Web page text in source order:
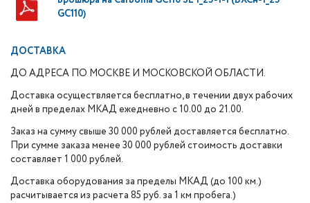
GC110)
ДОСТАВКА
ДО АДРЕСА ПО МОСКВЕ И МОСКОВСКОЙ ОБЛАСТИ.
Доставка осуществляется бесплатно, в течении двух рабочих
дней в пределах МКАД ежедневно с 10.00 до 21.00.
Заказ на сумму свыше 30 000 рублей доставляется бесплатно.
При сумме заказа менее 30 000 рублей стоимость доставки
составляет 1 000 рублей.
Доставка оборудования за пределы МКАД (до 100 км.)
расчитывается из расчета 85 руб. за 1 км пробега.)